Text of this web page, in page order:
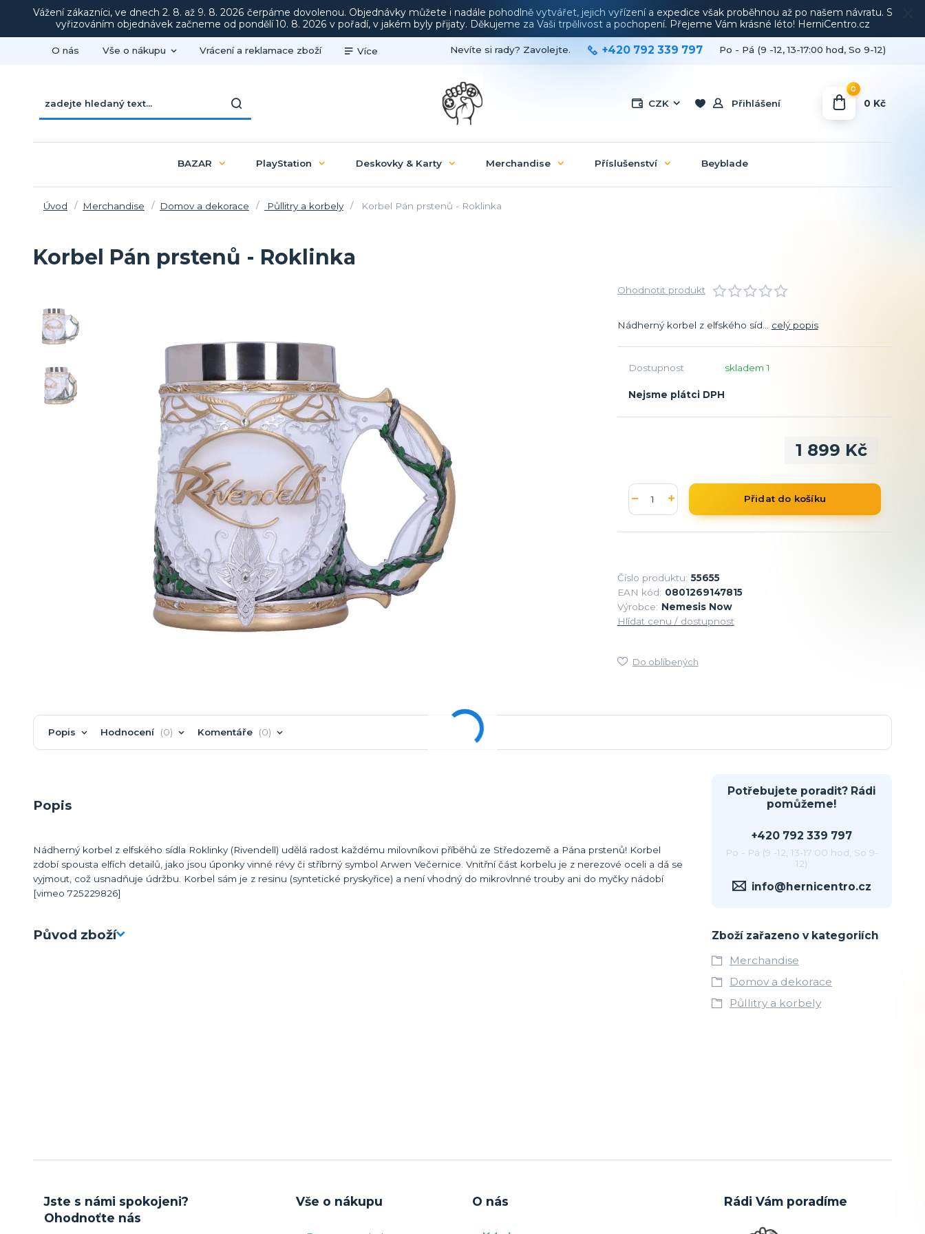
Vážení zákazníci, ve dnech 2. 8. až 9. 8. 2026 čerpáme dovolenou. Objednávky můžete i nadále pohodlně vytvářet, jejich vyřízení a expedice však proběhnou až po našem návratu. S
vyřizováním objednávek začneme od pondělí 10. 8. 2026 v pořadí, v jakém byly přijaty. Děkujeme za Vaši trpělivost a pochopení. Přejeme Vám krásné léto! HerniCentro.cz
O nás Vše o nákupu Vrácení a reklamace zboží Více
CZK Přihlášení
Nevíte si rady? Zavolejte. +420 792 339 797 Po - Pá (9 -12, 13-17:00 hod, So 9-12)
0
0 Kč
BAZAR PlayStation Deskovky & Karty Merchandise Příslušenství Beyblade
Úvod Merchandise Domov a dekorace Půllitry a korbely Korbel Pán prstenů - Roklinka
Korbel Pán prstenů - Roklinka
Ohodnotit produkt
Nádherný korbel z elfského síd... celý popis
Dostupnost skladem 1
Nejsme plátci DPH
1 899 Kč
Přidat do košíku
Číslo produktu: 55655
EAN kód: 0801269147815
Výrobce: Nemesis Now
Hlídat cenu / dostupnost
Do oblíbených
Popis Hodnocení 0 Komentáře 0
Popis
Nádherný korbel z elfského sídla Roklinky (Rivendell) udělá radost každému milovníkovi příběhů ze Středozemě a Pána prstenů! Korbel
zdobí spousta elfích detailů, jako jsou úponky vinné révy či stříbrný symbol Arwen Večernice. Vnitřní část korbelu je z nerezové oceli a dá se
vyjmout, což usnadňuje údržbu. Korbel sám je z resinu (syntetické pryskyřice) a není vhodný do mikrovlnné trouby ani do myčky nádobí
[vimeo 725229826]
Původ zboží
Potřebujete poradit? Rádi
pomůžeme!
+420 792 339 797
Po - Pá (9 -12, 13-17:00 hod, So 9-
12)
info@hernicentro.cz
Zboží zařazeno v kategoriích
Merchandise
Domov a dekorace
Půllitry a korbely
Jste s námi spokojeni?
Ohodnoťte nás
Vše o nákupu O nás Rádi Vám poradíme